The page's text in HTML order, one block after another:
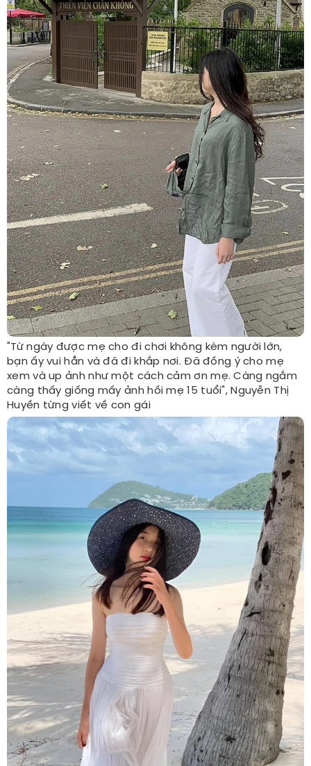
"Từ ngày được mẹ cho đi chơi không kèm người lớn,
bạn ấy vui hẳn và đã đi khắp nơi. Đã đồng ý cho mẹ
xem và up ảnh như một cách cảm ơn mẹ. Càng ngắm
càng thấy giống mấy ảnh hồi mẹ 15 tuổi", Nguyễn Thị
Huyền từng viết về con gái